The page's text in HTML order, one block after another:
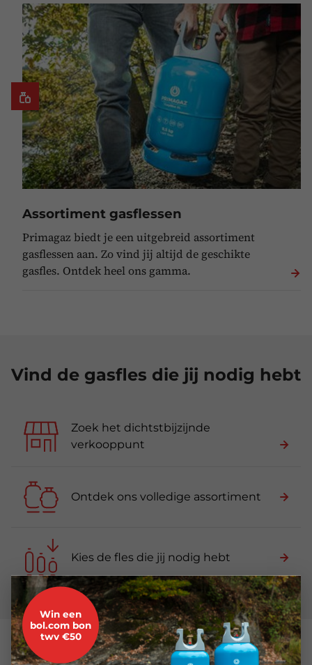
✕
Win een
bol.com bon
twv €50
Assortiment gasflessen
Primagaz biedt je een uitgebreid assortiment
gasflessen aan. Zo vind jij altijd de geschikte
gasfles. Ontdek heel ons gamma.
Vind de gasfles die jij nodig hebt
Zoek het dichtstbijzijnde
verkooppunt
Ontdek ons volledige assortiment
Kies de fles die jij nodig hebt
Lees al onze tips en adviezen